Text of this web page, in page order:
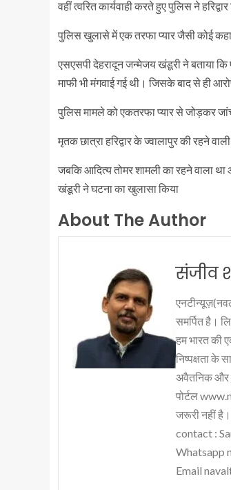
वहीं त्वरित कार्यवाही करते हुए पुलिस ने
पुलिस खुलासे में एक तरफा प्यार जैसी कोई
एसएसपी देहरादून जन्मेजय खंडूरी ने बताया
माफी भी मंगवाई गई थी। जिसके बाद से ही
पुलिस मामले को एकतरफा प्यार से जोड़कर
मृतक छात्रा हरिद्वार के ज्वालापुर की रहने
जबकि आदित्य तोमर शामली का रहने वाला
खंडूरी ने घटना का खुलासा किया
About The Author
संजीव
समर्पित है।
हम भारत की
निष्पक्षता के
अवैतनिक और
पोर्टल
जरूरी नहीं है।
contact :
Whatsapp
Email